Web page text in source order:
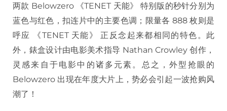
两款 Belowzero 《TENET 天能》 特别版的秒针分别为
蓝色与红色，扣连片中的主要色调；限量各 888 枚则是
呼应 《TENET 天能》 正反念起来都相同的特色。此
外，錶盒设计由电影美术指导 Nathan Crowley 创作，
灵感来自于电影中的诸多元素。总之，外型抢眼的
Belowzero 出现在年度大片上，势必会引起一波抢购风
潮了！